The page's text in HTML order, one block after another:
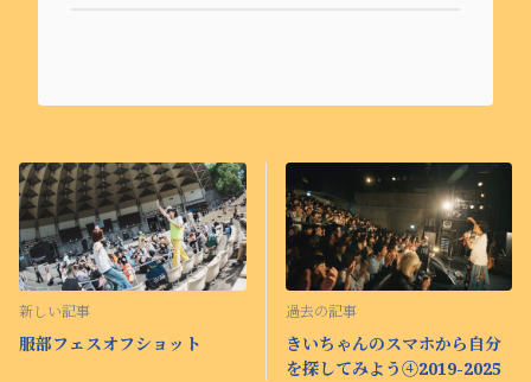
新しい記事
服部フェスオフショット
過去の記事
きいちゃんのスマホから自分
を探してみよう④2019-2025